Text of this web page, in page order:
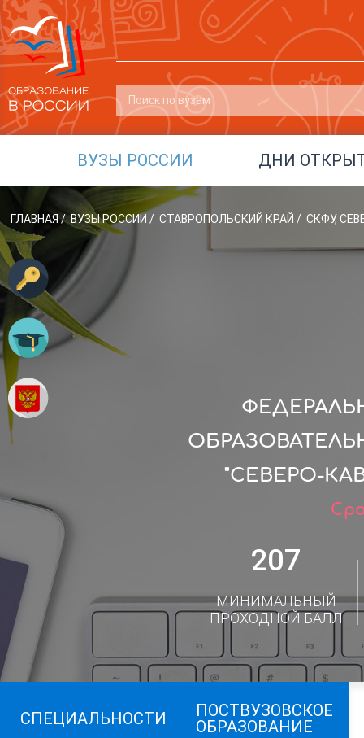
ВУЗЫ РОССИИ ДНИ
ГЛАВНАЯ/ ВУЗЫ РОССИИ / СТАВРОПОЛЬСКИЙ КРАЙ / СКФУ,
"СЕВЕРО-
207
МИНИМАЛЬНЫЙ
ПРОХОДНОЙ БАЛЛ
СПЕЦИАЛЬНОСТИ
ПОСТВУЗОВСКОЕ
ОБРАЗОВАНИЕ